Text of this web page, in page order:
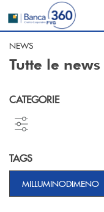
Salta al contenuto principale
NEWS
Tutte le news
CATEGORIE
TAGS
MILLUMINODIMENO